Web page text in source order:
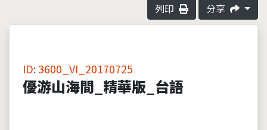
列印 分享
ID: 3600_VI_20170725
優游山海間_精華版_台語